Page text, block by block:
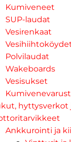
Kumiveneet
SUP-laudat
Vesirenkaat
Polvilaudat
Wakeboards
Vesisukset
hyttysverkot
Ankkurointi ja